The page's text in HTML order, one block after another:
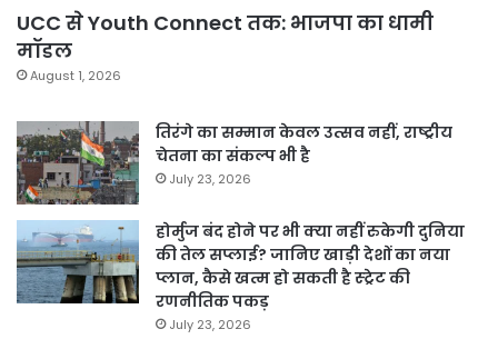
UCC से Youth Connect तक: भाजपा का धामी
मॉडल
August 1, 2026
तिरंगे का सम्मान केवल उत्सव नहीं, राष्ट्रीय
चेतना का संकल्प भी है
July 23, 2026
होर्मुज बंद होने पर भी क्या नहीं रुकेगी दुनिया
की तेल सप्लाई? जानिए खाड़ी देशों का नया
प्लान, कैसे खत्म हो सकती है स्ट्रेट की
रणनीतिक पकड़
July 23, 2026